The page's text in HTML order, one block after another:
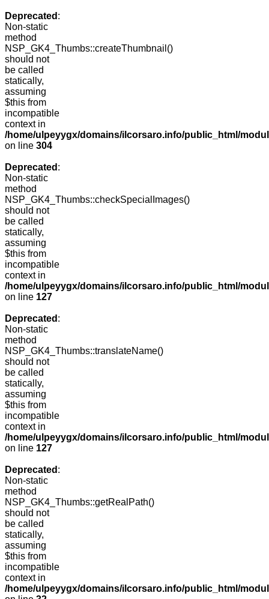
Deprecated :
Non-static
method
NSP_GK4_Thumbs::createThumbnail()
should not
be called
statically,
assuming
$this from
incompatible
context in
/home/ulpeyygx/domains/ilcorsaro.info/public_html/
on line 304
Deprecated :
Non-static
method
NSP_GK4_Thumbs::checkSpecialImages()
should not
be called
statically,
assuming
$this from
incompatible
context in
/home/ulpeyygx/domains/ilcorsaro.info/public_html/
on line 127
Deprecated :
Non-static
method
NSP_GK4_Thumbs::translateName()
should not
be called
statically,
assuming
$this from
incompatible
context in
/home/ulpeyygx/domains/ilcorsaro.info/public_html/
on line 127
Deprecated :
Non-static
method
NSP_GK4_Thumbs::getRealPath()
should not
be called
statically,
assuming
$this from
incompatible
context in
/home/ulpeyygx/domains/ilcorsaro.info/public_html/